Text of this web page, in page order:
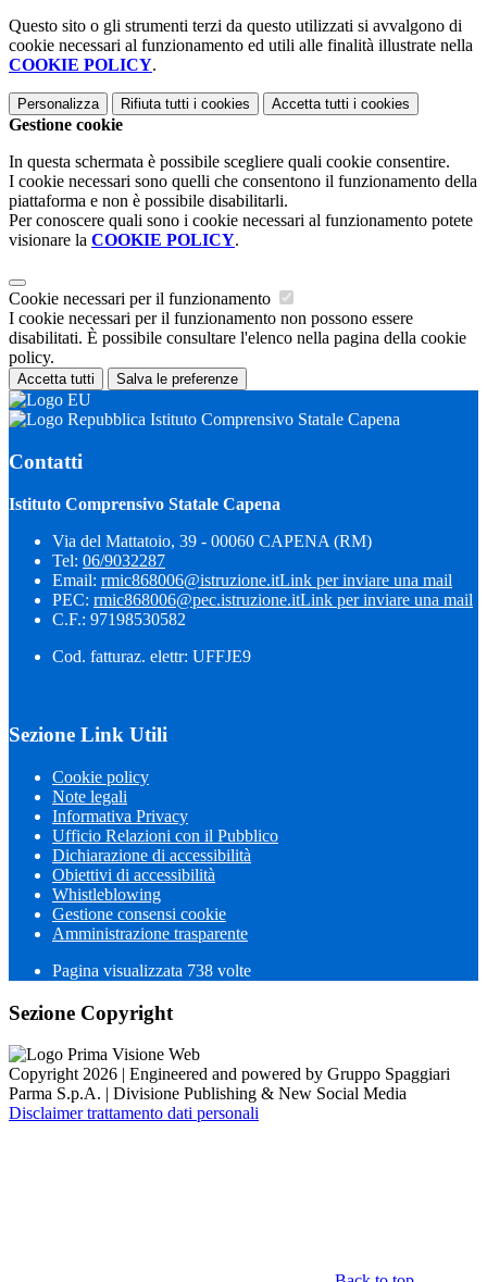
Questo sito o gli strumenti terzi da questo utilizzati si avvalgono di
cookie necessari al funzionamento ed utili alle finalità illustrate nella
COOKIE POLICY.
Personalizza Rifiuta tutti i cookies Accetta tutti i cookies
Gestione cookie
In questa schermata è possibile scegliere quali cookie consentire.
I cookie necessari sono quelli che consentono il funzionamento della
piattaforma e non è possibile disabilitarli.
Per conoscere quali sono i cookie necessari al funzionamento potete
visionare la COOKIE POLICY.
Cookie necessari per il funzionamento
I cookie necessari per il funzionamento non possono essere
disabilitati. È possibile consultare l'elenco nella pagina della cookie
policy.
Accetta tutti Salva le preferenze
Istituto Comprensivo Statale Capena
Contatti
Istituto Comprensivo Statale Capena
Via del Mattatoio, 39 - 00060 CAPENA (RM)
Tel: 06/9032287
Email: rmic868006@istruzione.itLink per inviare una mail
PEC: rmic868006@pec.istruzione.itLink per inviare una mail
C.F.: 97198530582
Cod. fatturaz. elettr: UFFJE9
Sezione Link Utili
Cookie policy
Note legali
Informativa Privacy
Ufficio Relazioni con il Pubblico
Dichiarazione di accessibilità
Obiettivi di accessibilità
Whistleblowing
Gestione consensi cookie
Amministrazione trasparente
Pagina visualizzata 738 volte
Sezione Copyright
Copyright 2026 | Engineered and powered by Gruppo Spaggiari
Parma S.p.A. | Divisione Publishing & New Social Media
Disclaimer trattamento dati personali